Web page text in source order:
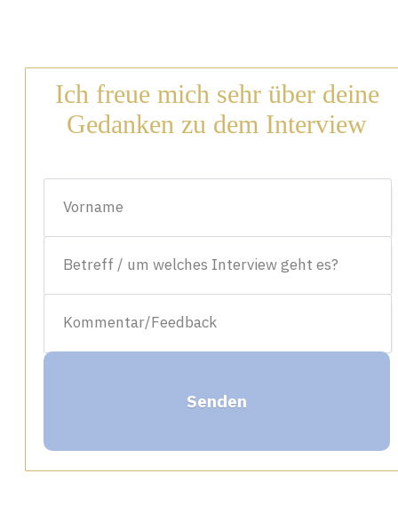
Ich freue mich sehr über deine
Gedanken zu dem Interview
Senden